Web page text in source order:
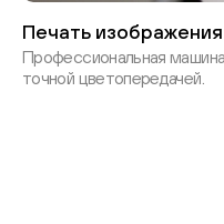
Печать изображения
Профессиональная
точной цветопередачей.